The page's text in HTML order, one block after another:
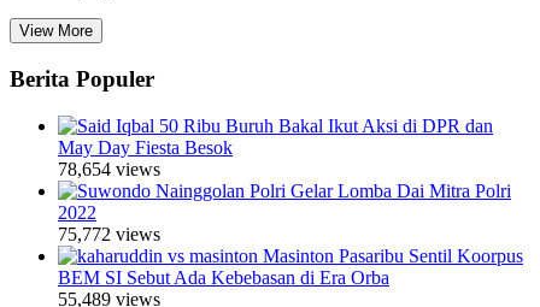
View More
Berita Populer
50 Ribu Buruh Bakal Ikut Aksi di DPR dan
May Day Fiesta Besok
78,654 views
Polri Gelar Lomba Dai Mitra Polri
2022
75,772 views
Masinton Pasaribu Sentil Koorpus
BEM SI Sebut Ada Kebebasan di Era Orba
55,489 views